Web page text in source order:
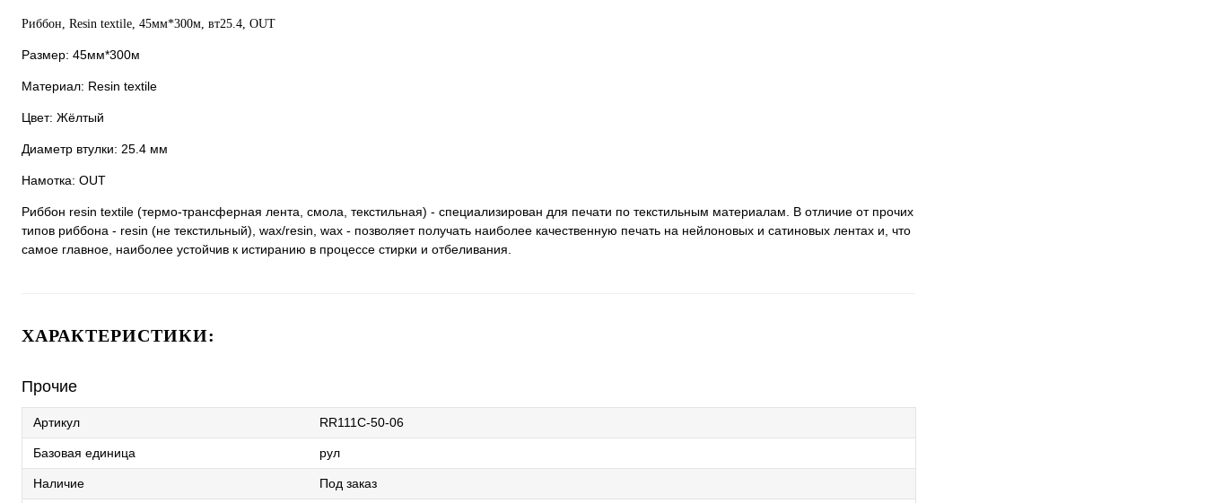
Риббон, Resin textile, 45мм*300м, вт25.4, OUT
Размер: 45мм*300м
Материал: Resin textile
Цвет: Жёлтый
Диаметр втулки: 25.4 мм
Намотка: OUT
Риббон resin textile (термо-трансферная лента, смола, текстильная) - специализирован для печати по текстильным материалам. В отличие от прочих
типов риббона - resin (не текстильный), wax/resin, wax - позволяет получать наиболее качественную печать на нейлоновых и сатиновых лентах и, что
самое главное, наиболее устойчив к истиранию в процессе стирки и отбеливания.
ХАРАКТЕРИСТИКИ:
Прочие
Артикул RR111С-50-06
Базовая единица рул
Наличие Под заказ